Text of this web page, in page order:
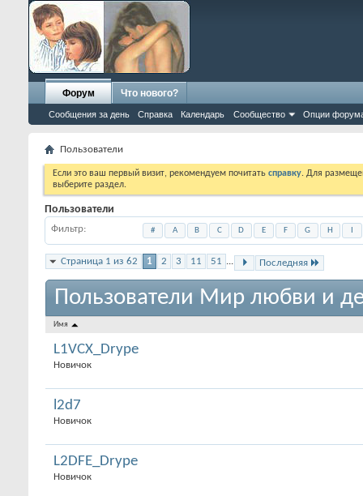
Форум
Сообщения за день Справка Календарь Сообщество Опции
Что нового?
Пользователи
Если это ваш первый визит, рекомендуем почитать справку. Для
выберите раздел.
Пользователи
Фильтр # A B C D E F G H
Страница 1 из 62 1 2 3 11 51 ... Последняя
Пользователи Мир любви и
Имя
L1VCX_Drype
Новичок
l2d7
Новичок
L2DFE_Drype
Новичок